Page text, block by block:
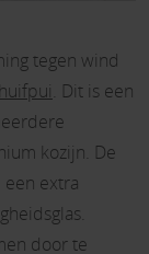
tegen wind
. Dit is een
kozijn. De
extra
door te